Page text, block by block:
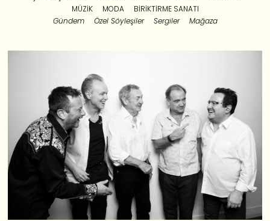
MÜZIK
MODA
BIRIKTIRME SANATI
Gündem
Özel Söyleşiler Sergiler Mağaza